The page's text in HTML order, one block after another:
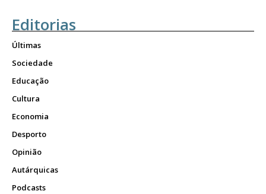
Editorias
Últimas
Sociedade
Educação
Cultura
Economia
Desporto
Opinião
Autárquicas
Podcasts